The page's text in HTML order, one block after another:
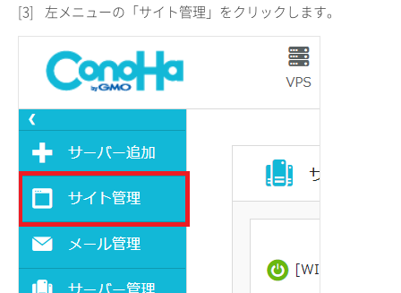
[3] 左メニューの「サイト管理」をクリックします。